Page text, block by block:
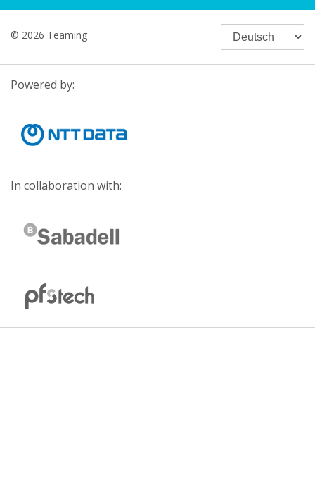
© 2026 Teaming
Powered by:
In collaboration with: